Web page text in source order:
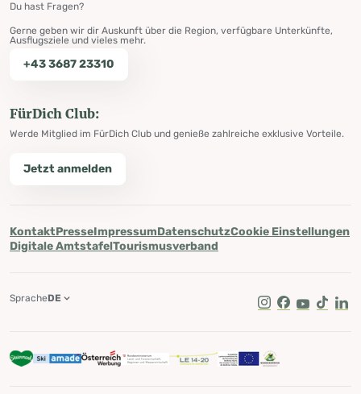
Du hast Fragen?
Gerne geben wir dir Auskunft über die Region, verfügbare Unterkünfte,
Ausflugsziele und vieles mehr.
+43 3687 23310
FürDich Club:
Werde Mitglied im FürDich Club und genieße zahlreiche exklusive Vorteile.
Jetzt anmelden
KontaktPresseImpressumDatenschutzCookie Einstellungen
Digitale AmtstafelTourismusverband
Instagram
Facebook
Youtube
Tik Tok
SpracheDE